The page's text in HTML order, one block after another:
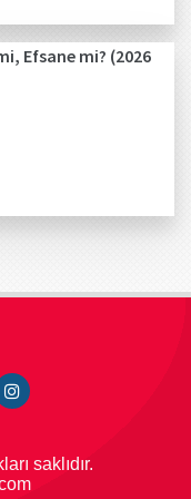
saklıdır.